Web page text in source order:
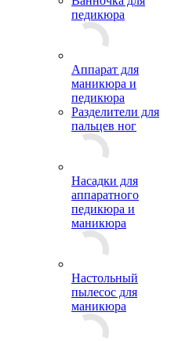
педикюра
Аппарат для
маникюра и
педикюра
Разделители для
пальцев ног
Насадки для
аппаратного
педикюра и
маникюра
Настольный
пылесос для
маникюра